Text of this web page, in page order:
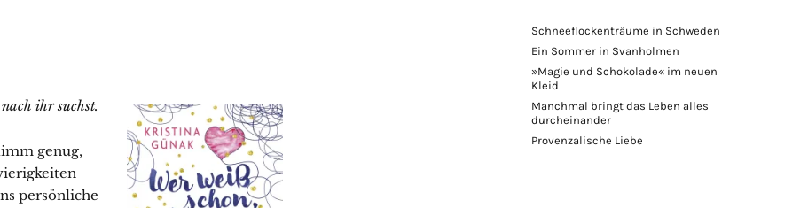
ihr suchst.
genug,
persönliche
Schneeflockenträume in Schweden
Ein Sommer in Svanholmen
»Magie und Schokolade« im neuen
Kleid
Manchmal bringt das Leben alles
durcheinander
Provenzalische Liebe